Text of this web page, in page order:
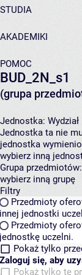
STUDIA
AKADEMIKI
POMOC
BUD_2N_s1
(grupa
Jednostka:
Jednostka ta nie
jednostka
wybierz inną
Grupa przedmiotów:
wybierz inną grupę
Filtry
Przedmioty
innej jednostki
Przedmioty
jednostkę uczelni.
Pokaż tylko
Zaloguj się, aby
Pokaż tylko te